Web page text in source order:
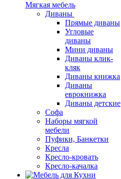
Мягкая мебель
Диваны
Прямые диваны
Угловые
диваны
Мини диваны
Диваны клик-
кляк
Диваны книжка
Диваны
еврокнижка
Диваны детские
Софа
Наборы мягкой
мебели
Пуфики, Банкетки
Кресла
Кресло-кровать
Кресло-качалка